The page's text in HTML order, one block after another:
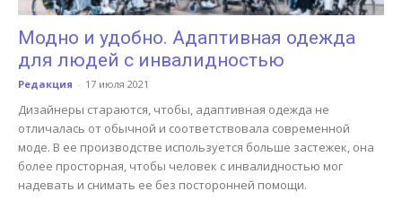
Модно и удобно. Адаптивная одежда
для людей с инвалидностью
Редакция - 17 июля 2021
Дизайнеры стараются, чтобы, адаптивная одежда не
отличалась от обычной и соответствовала современной
моде. В ее производстве используется больше застежек, она
более просторная, чтобы человек с инвалидностью мог
надевать и снимать ее без посторонней помощи.